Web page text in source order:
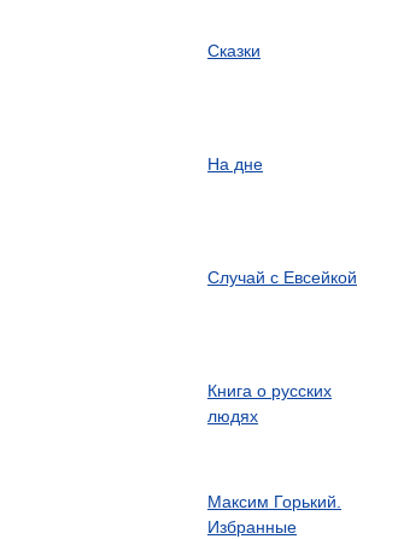
Сказки
На дне
Случай с Евсейкой
Книга о русских
людях
Максим Горький.
Избранные